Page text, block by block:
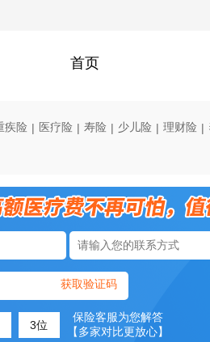
首页
疾险 | 医疗险 | 寿险 | 少儿险 | 理财险 |
获取验证码
3位
保险客服为您解答
【多家对比更放心】